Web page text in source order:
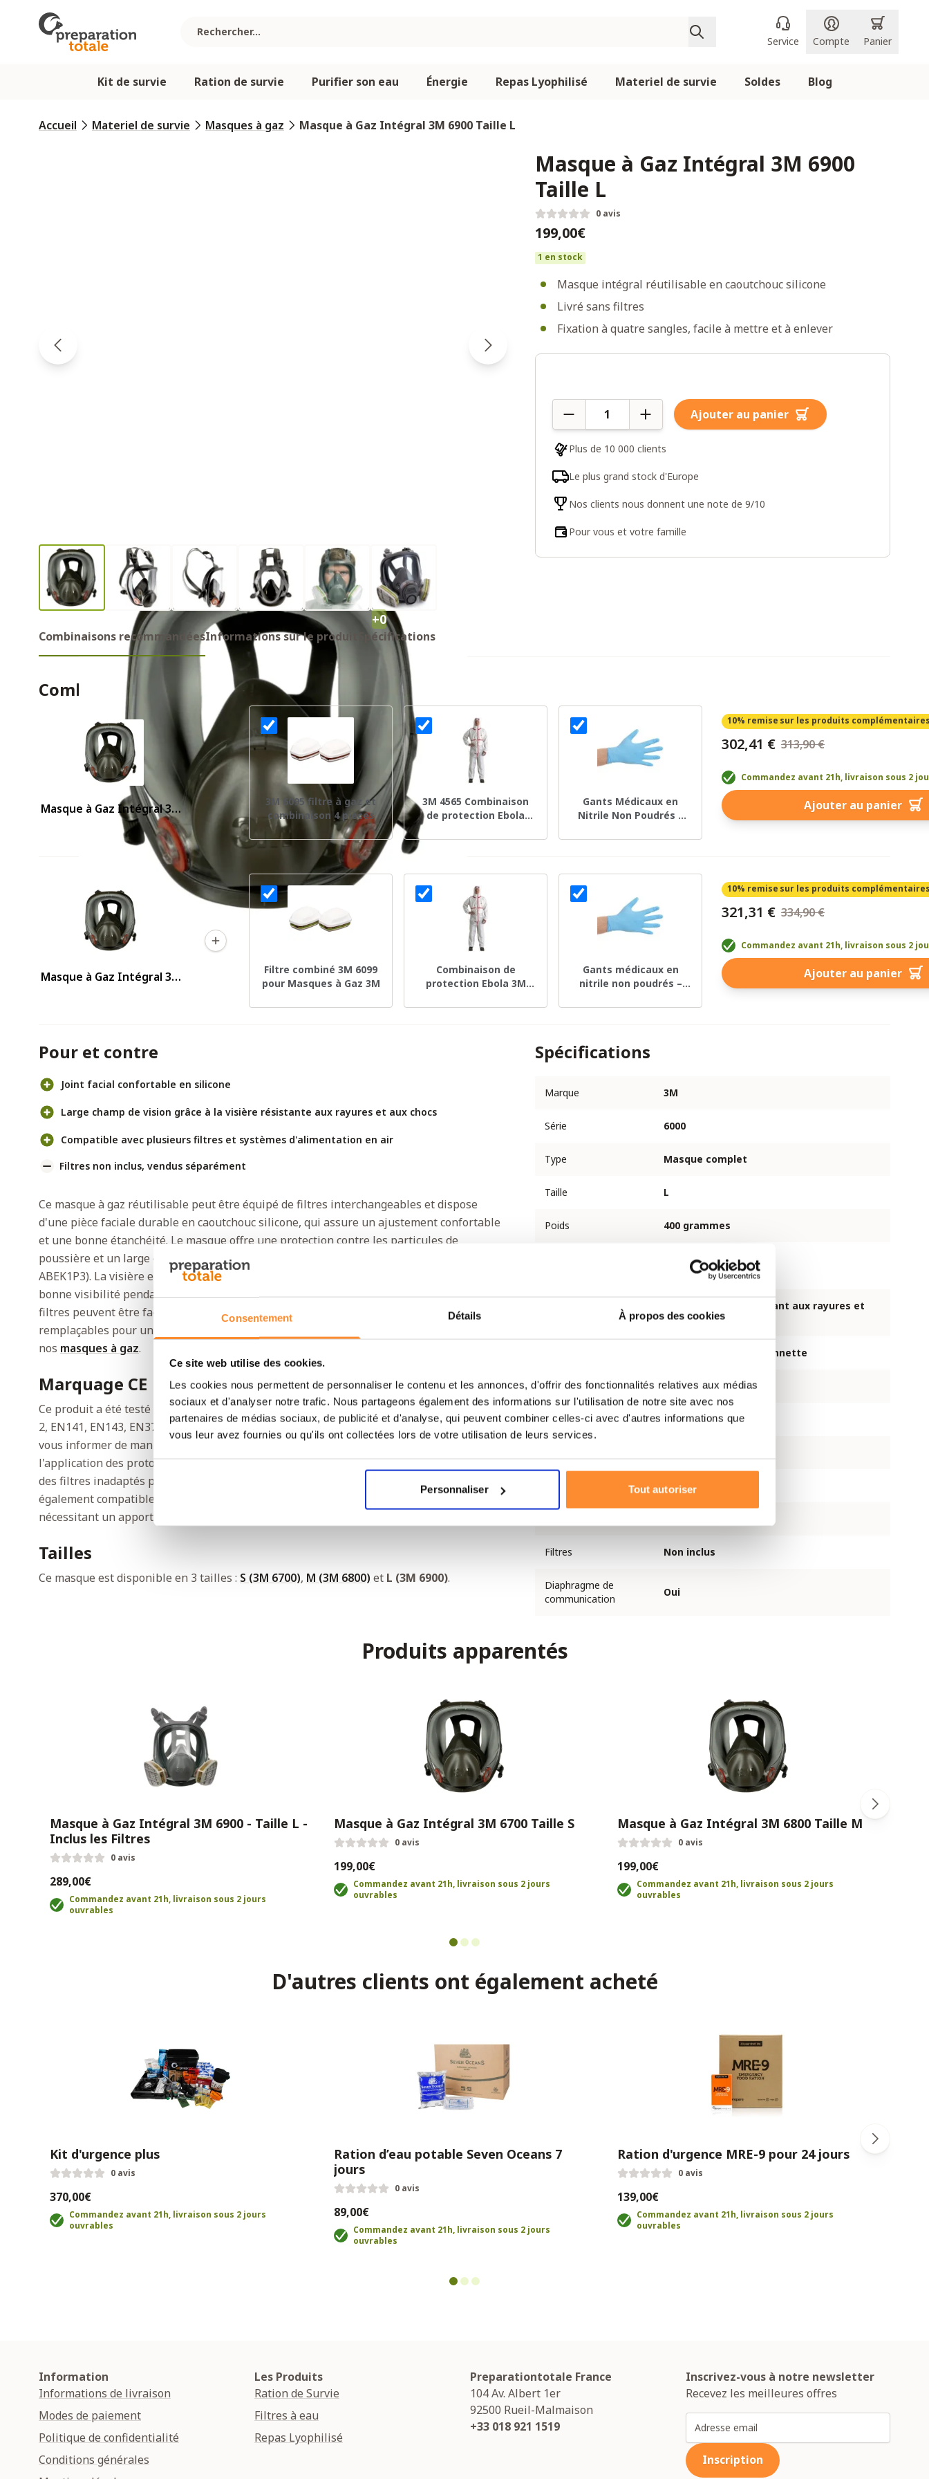
Consentement Détails À propos des cookies
Ce site web utilise des cookies.
Les cookies nous permettent de personnaliser le contenu et les annonces, d'offrir des fonctionnalités relatives aux médias
sociaux et d'analyser notre trafic. Nous partageons également des informations sur l'utilisation de notre site avec nos
partenaires de médias sociaux, de publicité et d'analyse, qui peuvent combiner celles-ci avec d'autres informations que
vous leur avez fournies ou qu'ils ont collectées lors de votre utilisation de leurs services.
Personnaliser Tout autoriser
Kit de survie Ration de survie Purifier son eau Énergie Repas Lyophilisé Materiel de survie Soldes Blog
Service Compte Panier
Accueil Materiel de survie Masques à gaz Masque à Gaz Intégral 3M 6900 Taille L
+0
Masque à Gaz Intégral 3M 6900
Taille L
0 avis
199,00€
1 en stock
Masque intégral réutilisable en caoutchouc silicone
Livré sans filtres
Fixation à quatre sangles, facile à mettre et à enlever
Ajouter au panier
Plus de 10 000 clients
Le plus grand stock d'Europe
Nos clients nous donnent une note de 9/10
Pour vous et votre famille
Combinaisons recommandéesInformations sur le produit Spécifications
Combinaisons recommandes
Masque à Gaz Intégral 3M
6900 Taille L
3M 6095 filtre à gaz et
combinaison 4 pièces
3M 4565 Combinaison
de protection Ebola
Gants Médicaux en
Nitrile Non Poudrés –
10% remise sur les produits
302,41 € 313,90 €
Commandez avant 21h, livraison sous 2
Ajouter au panier
Masque à Gaz Intégral 3M
Filtre combiné 3M 6099
pour Masques à Gaz 3M
Combinaison de
protection Ebola 3M
Gants médicaux en
nitrile non poudrés –
10% remise sur les produits
321,31 € 334,90 €
Commandez avant 21h, livraison sous 2
Ajouter au panier
Pour et contre
Joint facial confortable en silicone
Large champ de vision grâce à la visière résistante aux rayures et aux chocs
Compatible avec plusieurs filtres et systèmes d'alimentation en air
Filtres non inclus, vendus séparément
Ce masque à gaz réutilisable peut être équipé de filtres interchangeables et dispose
d'une pièce faciale durable en caoutchouc silicone, qui assure un ajustement confortable
et une bonne étanchéité. Le masque offre une protection contre les particules de
poussière et un large éventail de gaz et de vapeurs (classe de filtre/degré de protection :
ABEK1P3). La visière en polycarbonate résistante aux rayures et aux chocs garantit une
bonne visibilité pendant le travail. Grâce à la double connexion à baïonnette 3M, les
filtres peuvent être facilement remplacés. Toutes les pièces de ce masque sont
remplaçables pour une durabilité et une qualité maximales. Découvrez également tous
nos masques à gaz.
Marquage CE
Ce produit a été testé conformément aux normes européennes applicables (EN136 classe
2, EN141, EN143, EN371) et répond aux exigences de sécurité du marquage CE. Veuillez
vous informer de manière approfondie sur l'utilisation des équipements de protection et
l'application des protocoles de décontamination appropriés. Une utilisation incorrecte ou
des filtres inadaptés peuvent entraîner une protection insuffisante. Ce modèle est
également compatible avec un système d'alimentation en air pour les applications
nécessitant un apport supplémentaire en oxygène.
Tailles
Ce masque est disponible en 3 tailles : S (3M 6700), M (3M 6800) et L (3M 6900).
Spécifications
Marque 3M
Série 6000
Type Masque complet
Taille L
Poids 400 grammes
Caoutchouc silicone
Matériau de la visière
Polycarbonate (résistant aux rayures et
aux chocs)
Double raccord à baïonnette
Valve d'expiration Valve 3M Cool Flow
Bandeau réglable en 4 points
Gris
Filtres Non inclus
Diaphragme de
communication
Oui
Produits apparentés
Masque à Gaz Intégral 3M 6900 - Taille L -
Inclus les Filtres
0 avis
289,00€
Commandez avant 21h, livraison sous 2 jours
ouvrables
Masque à Gaz Intégral 3M 6700 Taille S
0 avis
199,00€
Commandez avant 21h, livraison sous 2 jours
ouvrables
Masque à Gaz Intégral 3M 6800 Taille M
0 avis
199,00€
Commandez avant 21h, livraison sous 2 jours
ouvrables
D'autres clients ont également acheté
Kit d'urgence plus
0 avis
370,00€
Commandez avant 21h, livraison sous 2 jours
ouvrables
Ration d’eau potable Seven Oceans 7
jours
0 avis
89,00€
Commandez avant 21h, livraison sous 2 jours
ouvrables
Ration d'urgence MRE-9 pour 24 jours
0 avis
139,00€
Commandez avant 21h, livraison sous 2 jours
ouvrables
Information
Informations de livraison
Modes de paiement
Politique de confidentialité
Conditions générales
Les Produits
Ration de Survie
Filtres à eau
Repas Lyophilisé
Preparationtotale France
104 Av. Albert 1er
92500 Rueil-Malmaison
+33 018 921 1519
Inscrivez-vous à notre newsletter
Recevez les meilleures offres
Adresse email
Inscription